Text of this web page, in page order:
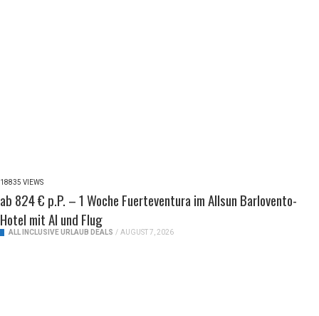
18835 VIEWS
ab 824 € p.P. – 1 Woche Fuerteventura im Allsun Barlovento-
Hotel mit AI und Flug
ALL INCLUSIVE URLAUB DEALS / AUGUST 7, 2026